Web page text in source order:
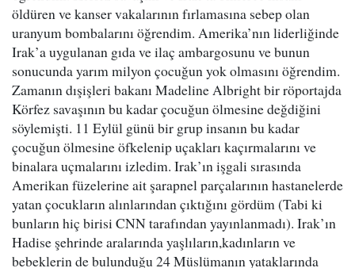
öldüren ve kanser vakalarının fırlamasına sebep olan
uranyum bombalarını öğrendim. Amerika’nın liderliğinde
Irak’a uygulanan gıda ve ilaç ambargosunu ve bunun
sonucunda yarım milyon çocuğun yok olmasını öğrendim.
Zamanın dışişleri bakanı Madeline Albright bir röportajda
Körfez savaşının bu kadar çocuğun ölmesine değdiğini
söylemişti. 11 Eylül günü bir grup insanın bu kadar
çocuğun ölmesine öfkelenip uçakları kaçırmalarını ve
binalara uçmalarını izledim. Irak’ın işgali sırasında
Amerikan füzelerine ait şarapnel parçalarının hastanelerde
yatan çocukların alınlarından çıktığını gördüm (Tabi ki
bunların hiç birisi CNN tarafından yayınlanmadı). Irak’ın
Hadise şehrinde aralarında yaşlıların,kadınların ve
bebeklerin de bulunduğu 24 Müslümanın yataklarında